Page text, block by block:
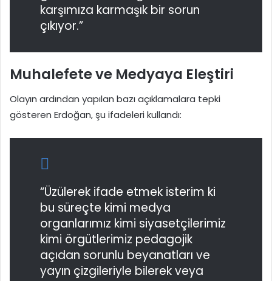
karşımıza karmaşık bir sorun
çıkıyor.”
Muhalefete ve Medyaya Eleştiri
Olayın ardından yapılan bazı açıklamalara tepki
gösteren Erdoğan, şu ifadeleri kullandı:
“Üzülerek ifade etmek isterim ki
bu süreçte kimi medya
organlarımız kimi siyasetçilerimiz
kimi örgütlerimiz pedagojik
açıdan sorunlu beyanatları ve
yayın çizgileriyle bilerek veya